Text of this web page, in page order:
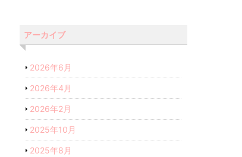
アーカイブ
2026年6月
2026年4月
2026年2月
2025年10月
2025年8月